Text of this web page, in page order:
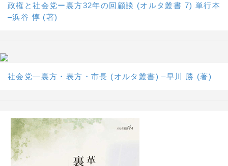
政権と社会党ー裏方32年の回顧談 (オルタ叢書 7) 単行本
–浜谷 惇 (著)
社会党―裏方・表方・市長 (オルタ叢書) –早川 勝 (著)